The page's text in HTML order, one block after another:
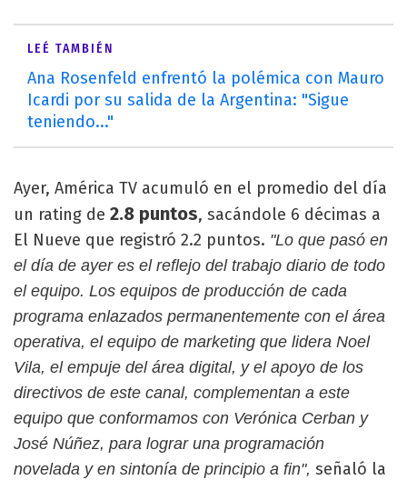
LEÉ TAMBIÉN
Ana Rosenfeld enfrentó la polémica con Mauro
Icardi por su salida de la Argentina: "Sigue
teniendo..."
Ayer, América TV acumuló en el promedio del día
un rating de 2.8 puntos, sacándole 6 décimas a
El Nueve que registró 2.2 puntos. "Lo que pasó en
el día de ayer es el reflejo del trabajo diario de todo
el equipo. Los equipos de producción de cada
programa enlazados permanentemente con el área
operativa, el equipo de marketing que lidera Noel
Vila, el empuje del área digital, y el apoyo de los
directivos de este canal, complementan a este
equipo que conformamos con Verónica Cerban y
José Núñez, para lograr una programación
novelada y en sintonía de principio a fin", señaló la